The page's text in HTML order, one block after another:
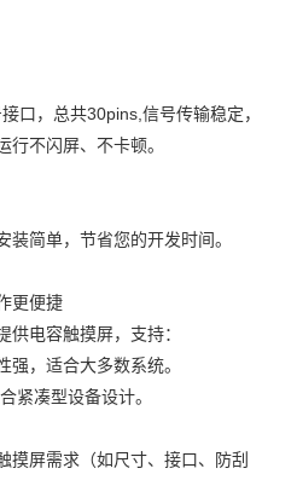
口，总共30pins,信号传输稳定，
行不闪屏、不卡顿。
简单，节省您的开发时间。
更便捷
供电容触摸屏，支持：
强，适合大多数系统。
紧凑型设备设计。
摸屏需求（如尺寸、接口、防刮